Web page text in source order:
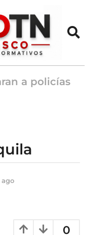
a policías
ago
0